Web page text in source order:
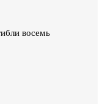
восемь